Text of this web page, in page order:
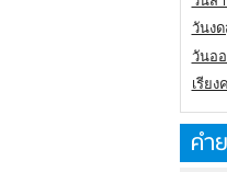
วันง
วันอ
เรีย
คำ